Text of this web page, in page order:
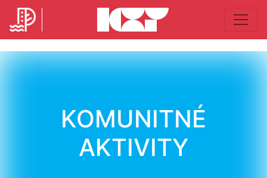
KOMUNITNÉ
AKTIVITY